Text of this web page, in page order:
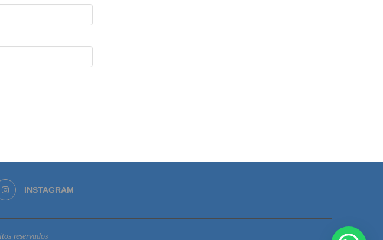
INSTAGRAM
reservados